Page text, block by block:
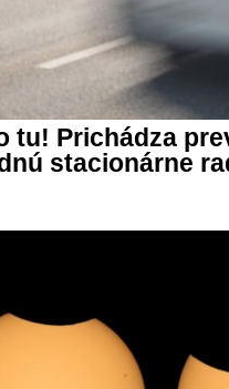
tu! Prichádza
stacionárne